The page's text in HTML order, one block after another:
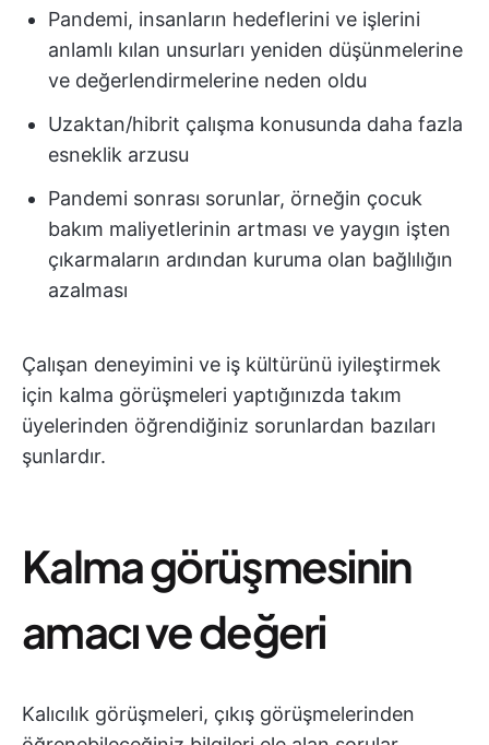
Pandemi, insanların hedeflerini ve işlerini
anlamlı kılan unsurları yeniden düşünmelerine
ve değerlendirmelerine neden oldu
Uzaktan/hibrit çalışma konusunda daha fazla
esneklik arzusu
Pandemi sonrası sorunlar, örneğin çocuk
bakım maliyetlerinin artması ve yaygın işten
çıkarmaların ardından kuruma olan bağlılığın
azalması
Çalışan deneyimini ve iş kültürünü iyileştirmek
için kalma görüşmeleri yaptığınızda takım
üyelerinden öğrendiğiniz sorunlardan bazıları
şunlardır.
Kalma görüşmesinin
amacı ve değeri
Kalıcılık görüşmeleri, çıkış görüşmelerinden